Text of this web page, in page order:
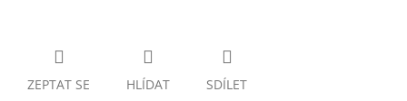
zahrada
ZEPTAT SE HLÍDAT SDÍLET